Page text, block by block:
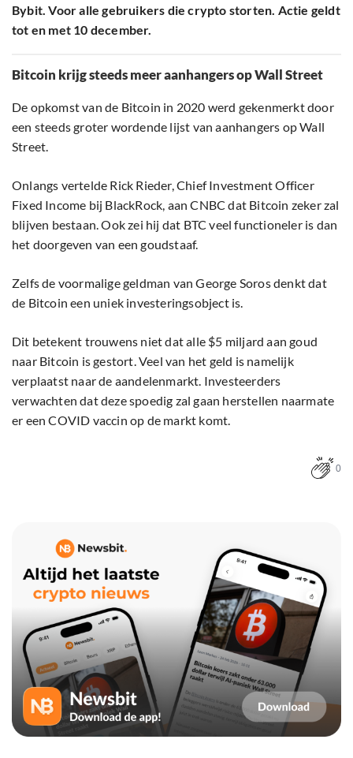
Bybit. Voor alle gebruikers die crypto storten. Actie geldt
tot en met 10 december.
Bitcoin krijg steeds meer aanhangers op Wall Street
De opkomst van de Bitcoin in 2020 werd gekenmerkt door
een steeds groter wordende lijst van aanhangers op Wall
Street.
Onlangs vertelde Rick Rieder, Chief Investment Officer
Fixed Income bij BlackRock, aan CNBC dat Bitcoin zeker zal
blijven bestaan. Ook zei hij dat BTC veel functioneler is dan
het doorgeven van een goudstaaf.
Zelfs de voormalige geldman van George Soros denkt dat
de Bitcoin een uniek investeringsobject is.
Dit betekent trouwens niet dat alle $5 miljard aan goud
naar Bitcoin is gestort. Veel van het geld is namelijk
verplaatst naar de aandelenmarkt. Investeerders
verwachten dat deze spoedig zal gaan herstellen naarmate
er een COVID vaccin op de markt komt.
0